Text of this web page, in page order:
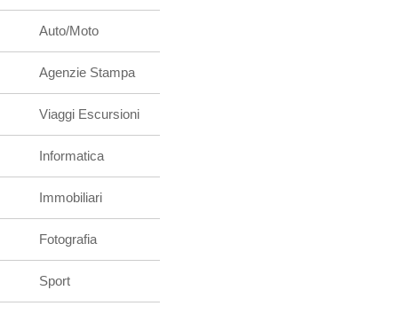
Auto/Moto
Agenzie Stampa
Viaggi Escursioni
Informatica
Immobiliari
Fotografia
Sport